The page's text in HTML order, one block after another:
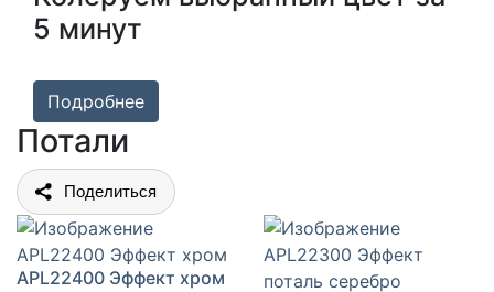
5 минут
Подробнее
Потали
Поделиться
APL22400 Эффект хром